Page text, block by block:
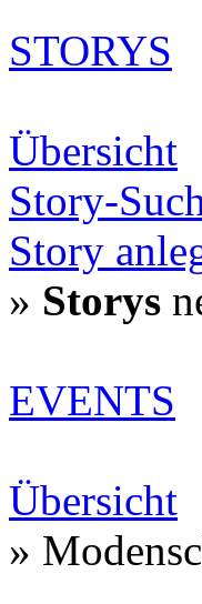
STORYS
Übersicht
Story-
Story
» Storys
EVENTS
Übersicht
»